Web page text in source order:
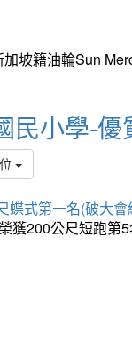
坡籍油輪Sun
民小學-優
蝶式第一名(破大會
獲200公尺短跑